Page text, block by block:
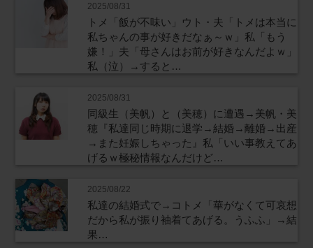
2025/08/31
トメ「飯が不味い」ウト・夫「トメは本当に
私ちゃんの事が好きだなぁ～ｗ」私「もう
嫌！」夫「母さんはお前が好きなんだよｗ」
私（泣）→すると…
2025/08/31
同級生（美帆）と（美穂）に遭遇→美帆・美
穂『私達同じ時期に退学→結婚→離婚→出産
→また妊娠しちゃった』私「いい事教えてあ
げるｗ極秘情報なんだけど…
2025/08/22
私達の結婚式で→コトメ「華がなくて可哀想
だから私が振り袖着てあげる。うふふ」→結
果…